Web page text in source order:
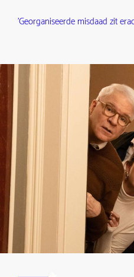
'Georganiseerde misdaad zit